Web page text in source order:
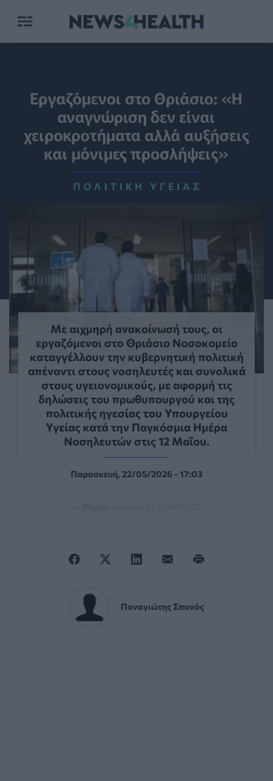
Εργαζόμενοι στο Θριάσιο: «Η
αναγνώριση δεν είναι
χειροκροτήματα αλλά αυξήσεις
και μόνιμες προσλήψεις»
ΠΟΛΙΤΙΚΉ ΥΓΕΊΑΣ
Με αιχμηρή ανακοίνωσή τους, οι
εργαζόμενοι στο Θριάσιο Νοσοκομείο
καταγγέλλουν την κυβερνητική πολιτική
απέναντι στους νοσηλευτές και συνολικά
στους υγειονομικούς, με αφορμή τις
δηλώσεις του πρωθυπουργού και της
πολιτικής ηγεσίας του Υπουργείου
Υγείας κατά την Παγκόσμια Ημέρα
Νοσηλευτών στις 12 Μαΐου.
Παρασκευή, 22/05/2026 - 17:03
Παναγιώτης Σπανός